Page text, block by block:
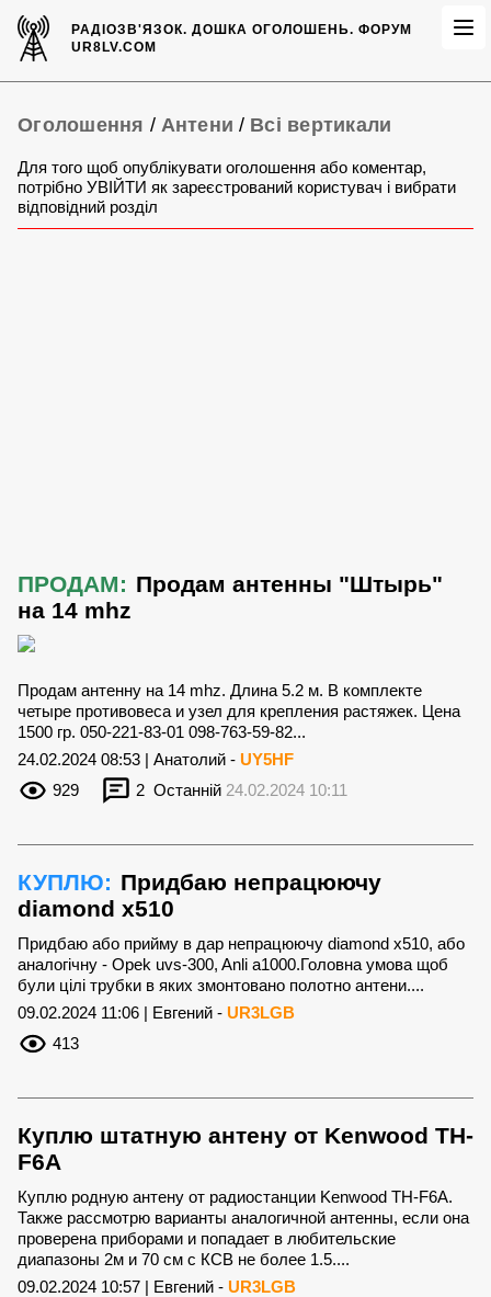
РАДІОЗВ'ЯЗОК.ДОШКА ОГОЛОШЕНЬ. ФОРУМ
UR8LV.COM
Оголошення / Антени / Всі вертикали
Для того щоб опублікувати оголошення або коментар,
потрібно УВІЙТИ як зареєстрований користувач і вибрати
відповідний розділ
ПРОДАМ: Продам антенны "Штырь"
на 14 mhz
Продам антенну на 14 mhz. Длина 5.2 м. В комплекте
четыре противовеса и узел для крепления растяжек. Цена
1500 гр. 050-221-83-01 098-763-59-82...
24.02.2024 08:53 | Анатолий - UY5HF
929
2 Останній 24.02.2024 10:11
КУПЛЮ: Придбаю непрацюючу
diamond х510
Придбаю або прийму в дар непрацюючу diamond х510, або
аналогічну - Opek uvs-300, Anli a1000.Головна умова щоб
були цілі трубки в яких змонтовано полотно антени....
09.02.2024 11:06 | Евгений - UR3LGB
413
Куплю штатную антену от Kenwood TH-
F6A
Куплю родную антену от радиостанции Kenwood TH-F6A.
Также рассмотрю варианты аналогичной антенны, если она
проверена приборами и попадает в любительские
диапазоны 2м и 70 см с КСВ не более 1.5....
09.02.2024 10:57 | Евгений - UR3LGB